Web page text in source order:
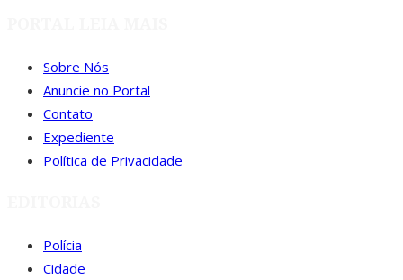
Sobre Nós
Anuncie no Portal
Contato
Expediente
Política de Privacidade
Polícia
Cidade